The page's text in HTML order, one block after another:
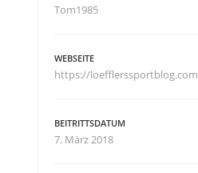
Tom1985
WEBSEITE
https://loefflerssportblog.com
BEITRITTSDATUM
7. März 2018